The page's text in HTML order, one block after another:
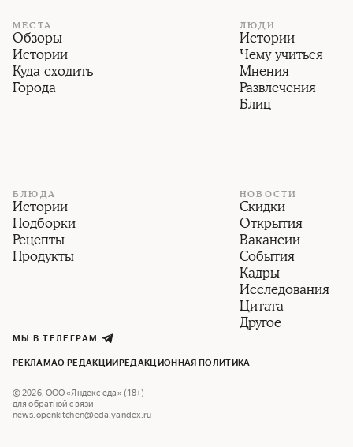
МЕСТА
Обзоры
Истории
Куда сходить
Города
ЛЮДИ
Истории
Чему учиться
Мнения
Развлечения
Блиц
БЛЮДА
Истории
Подборки
Рецепты
Продукты
НОВОСТИ
Скидки
Открытия
Вакансии
События
Кадры
Исследования
Цитата
Другое
МЫ В ТЕЛЕГРАМ
РЕКЛАМАО РЕДАКЦИИРЕДАКЦИОННАЯ ПОЛИТИКА
©2026, ООО «Яндекс еда» (18+)
для обратной связи
news.openkitchen@eda.yandex.ru